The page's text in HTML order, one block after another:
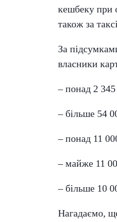
кешбеку при
також за
За
власники
– понад 2
– більше 54
– понад 11
– майже 11
– більше 10
Нагадаємо,